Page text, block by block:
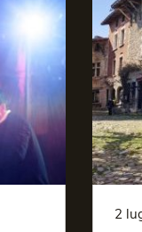
in un
atmosfera
vie, traboules
2